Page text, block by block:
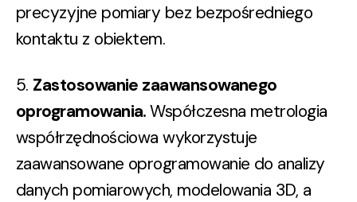
precyzyjne pomiary bez bezpośredniego
kontaktu z obiektem.
5. Zastosowanie zaawansowanego
oprogramowania.Współczesna metrologia
współrzędnościowa wykorzystuje
zaawansowane oprogramowanie do analizy
danych pomiarowych, modelowania 3D, a